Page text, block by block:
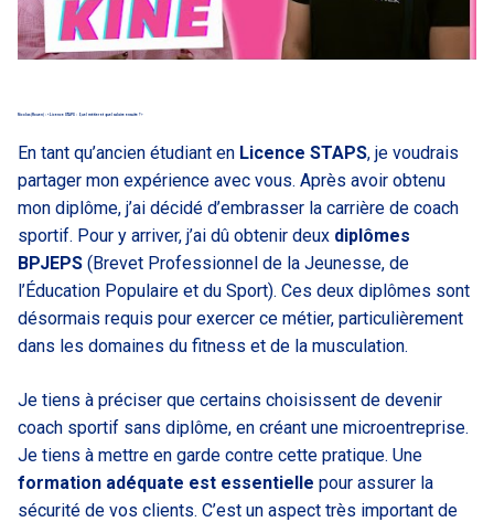
Nicolas (Rouen) : « Licence STAPS : Quel métier et quel salaire ensuite ? »
En tant qu’ancien étudiant en Licence STAPS, je voudrais
partager mon expérience avec vous. Après avoir obtenu
mon diplôme, j’ai décidé d’embrasser la carrière de coach
sportif. Pour y arriver, j’ai dû obtenir deux diplômes
BPJEPS (Brevet Professionnel de la Jeunesse, de
l’Éducation Populaire et du Sport). Ces deux diplômes sont
désormais requis pour exercer ce métier, particulièrement
dans les domaines du fitness et de la musculation.
Je tiens à préciser que certains choisissent de devenir
coach sportif sans diplôme, en créant une microentreprise.
Je tiens à mettre en garde contre cette pratique. Une
formation adéquate est essentielle pour assurer la
sécurité de vos clients. C’est un aspect très important de